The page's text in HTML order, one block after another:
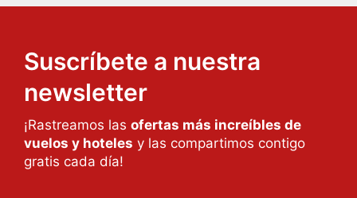
Suscríbete a nuestra
newsletter
¡Rastreamos las ofertas más increíbles de
vuelos y hoteles y las compartimos contigo
gratis cada día!